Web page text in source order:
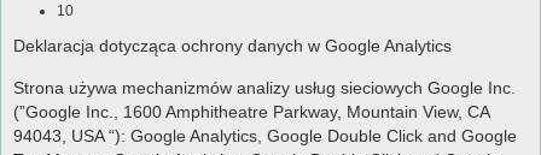
10
Deklaracja dotycząca ochrony danych w Google Analytics
Strona używa mechanizmów analizy usług sieciowych Google Inc.
(”Google Inc., 1600 Amphitheatre Parkway, Mountain View, CA
94043, USA “): Google Analytics, Google Double Click and Google